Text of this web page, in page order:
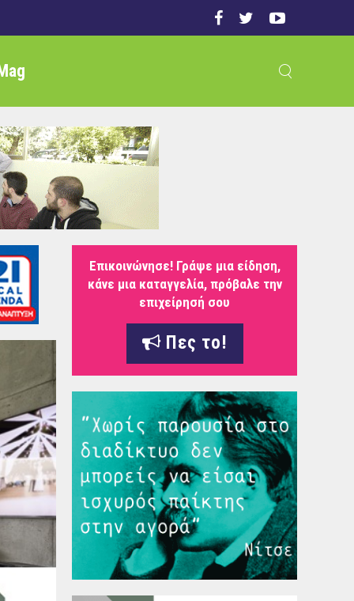
Επικοινώνησε! Γράψε μια είδηση,
κάνε μια καταγγελία, πρόβαλε την
επιχείρησή σου
Πες το!